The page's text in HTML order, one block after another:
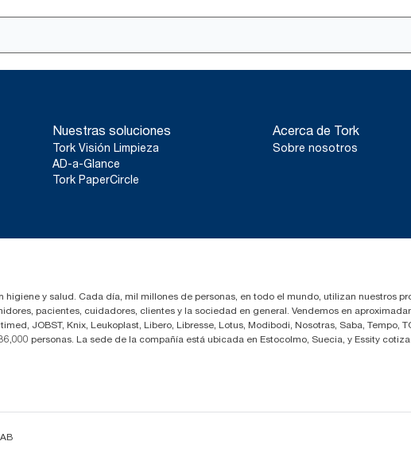
Nuestras soluciones
Tork Visión Limpieza
AD-a-Glance
Tork PaperCircle
Acerca de Tork
Sobre nosotros
higiene y salud. Cada día, mil millones de personas, en todo el mundo, utilizan nuestros
pacientes, cuidadores, clientes y la sociedad en general. Vendemos en
JOBST, Knix, Leukoplast, Libero, Libresse, Lotus, Modibodi, Nosotras, Saba, Tempo,
personas. La sede de la compañía está ubicada en Estocolmo, Suecia, y Essity